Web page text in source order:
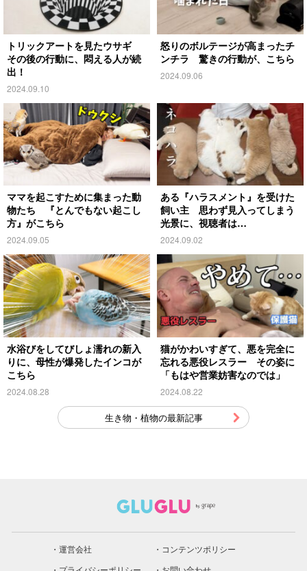
トリックアートを見たウサギ
その後の行動に、悶える人が続
出！
2024.09.10
怒りのボルテージが高まったチ
ンチラ 驚きの行動が、こちら
2024.09.06
ママを起こすために集まった動
物たち 『とんでもない起こし
方』がこちら
2024.09.05
ある『ハラスメント』を受けた
飼い主 思わず見入ってしまう
光景に、視聴者は…
2024.09.02
水浴びをしてびしょ濡れの新入
りに、母性が爆発したインコが
こちら
2024.08.28
猫がかわいすぎて、悪を完全に
忘れる悪役レスラー その姿に
「もはや営業妨害なのでは」
2024.08.22
生き物・植物の最新記事
運営会社
コンテンツポリシー